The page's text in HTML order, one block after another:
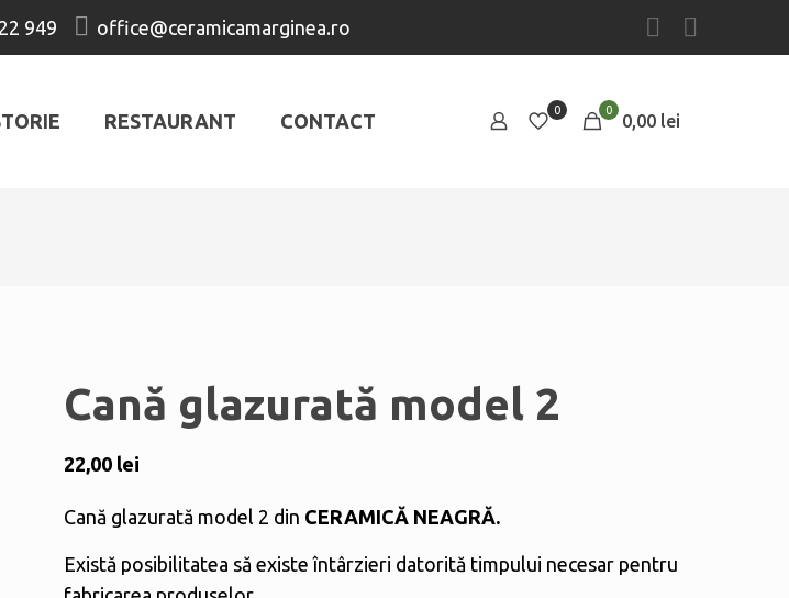
949 office@ceramicamarginea.ro
RESTAURANT CONTACT 0 0
0,00 lei
Cană glazurată model 2
22,00 lei
Cană glazurată model 2 din CERAMICĂ NEAGRĂ.
Există posibilitatea să existe întârzieri datorită timpului necesar pentru